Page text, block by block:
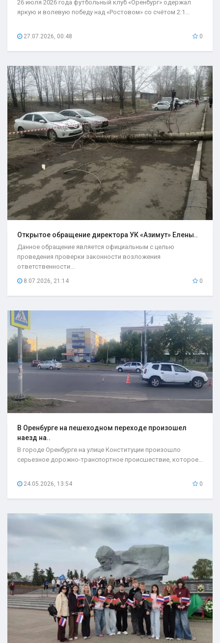
26 июля 2026 года футбольный клуб «Оренбург» одержал
яркую и волевую победу над «Ростовом» со счётом 2:1...
27.07.2026, 00:48 0
Открытое обращение директора УК «Азимут» Елены..
Данное обращение является официальным с целью
проведения проверки законности возложения
ответственности...
8.07.2026, 21:14 0
В Оренбурге на пешеходном переходе произошел
наезд на..
В городе Оренбурге на улице Конституции произошло
серьезное дорожно-транспортное происшествие, которое...
24.05.2026, 13:54 0